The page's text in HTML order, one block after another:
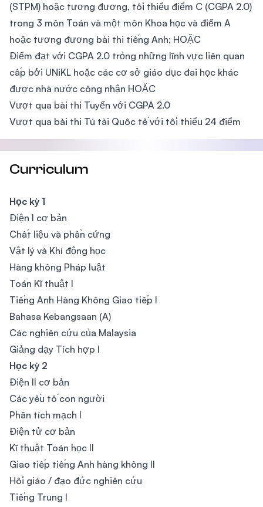
(STPM) hoặc tương đương, tối thiểu điểm C (CGPA 2.0)
trong 3 môn Toán và một môn Khoa học và điểm A
hoặc tương đương bài thi tiếng Anh; HOẶC
Điểm đạt với CGPA 2.0 trỏng những lĩnh vực liên quan
cấp bởi UNiKL hoặc các cơ sở giáo dục đai học khác
được nhà nước công nhận HOẶC
Vượt qua bài thi Tuyển với CGPA 2.0
Vượt qua bài thi Tú tài Quôc tế với tối thiểu 24 điểm
Curriculum
Học kỳ 1
Điện I cơ bản
Chất liệu và phần cứng
Vật lý và Khí động học
Hàng không Pháp luật
Toán Kĩ thuật I
Tiếng Anh Hàng Không Giao tiếp I
Bahasa Kebangsaan (A)
Các nghiên cứu của Malaysia
Giảng dạy Tích hợp I
Học kỳ 2
Điện II cơ bản
Các yếu tố con người
Phân tích mạch I
Điện tử cơ bản
Kĩ thuật Toán học II
Giao tiếp tiếng Anh hàng không II
Hồi giáo / đạo đức nghiên cứu
Tiếng Trung I